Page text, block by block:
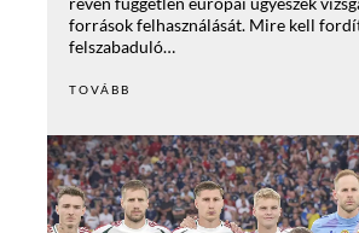
források felhasználását. Mire kell
felszabaduló…
TOVÁBB